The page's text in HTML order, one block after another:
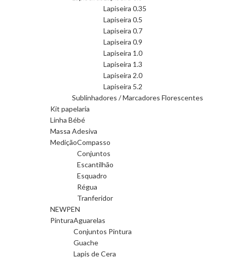
Lapiseira 0.35
Lapiseira 0.5
Lapiseira 0.7
Lapiseira 0.9
Lapiseira 1.0
Lapiseira 1.3
Lapiseira 2.0
Lapiseira 5.2
Sublinhadores / Marcadores Florescentes
Kit papelaria
Linha Bébé
Massa Adesiva
MediçãoCompasso
Conjuntos
Escantilhão
Esquadro
Régua
Tranferidor
NEWPEN
PinturaAguarelas
Conjuntos Pintura
Guache
Lapis de Cera